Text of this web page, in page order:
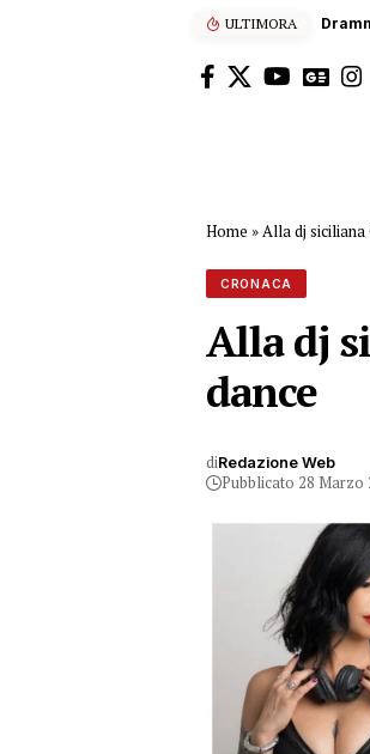
ULTIMORA
Home »Alla dj siciliana
CRONACA
Alla dj
dance
diRedazione Web
Pubblicato 28 Marzo